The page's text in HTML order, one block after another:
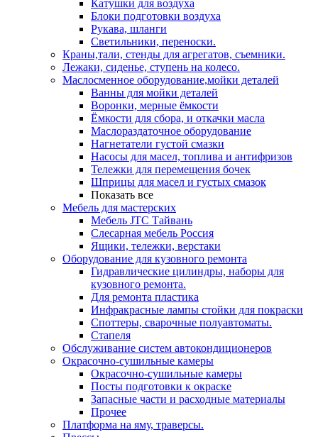
Катушки для воздуха
Блоки подготовки воздуха
Рукава, шланги
Светильники, переноски.
Краны,тали, стенды для агрегатов, съемники.
Лежаки, сиденье, ступень на колесо.
Маслосменное оборудование,мойки деталей
Ванны для мойки деталей
Воронки, мерные ёмкости
Ёмкости для сбора, и откачки масла
Маслораздаточное оборудование
Нагнетатели густой смазки
Насосы для масел, топлива и антифризов
Тележки для перемещения бочек
Шприцы для масел и густых смазок
Показать все
Мебель для мастерских
Мебель JTC Тайвань
Слесарная мебель Россия
Ящики, тележки, верстаки
Оборудование для кузовного ремонта
Гидравлические цилиндры, наборы для
кузовного ремонта.
Для ремонта пластика
Инфракрасные лампы стойки для покраски
Споттеры, сварочные полуавтоматы.
Стапеля
Обслуживание систем автокондиционеров
Окрасочно-сушильные камеры
Окрасочно-сушильные камеры
Посты подготовки к окраске
Запасные части и расходные материалы
Прочее
Платформа на яму, траверсы.